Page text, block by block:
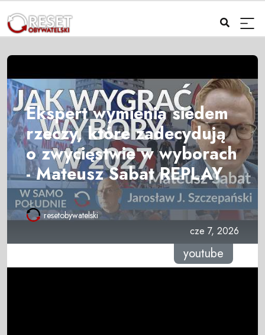
Ekspert wymienia siedem
rzeczy, które zadecydują
o zwycięstwie w wyborach
- Mateusz Sabat REPLAY
resetobywatelski
cze 7, 2026
youtube